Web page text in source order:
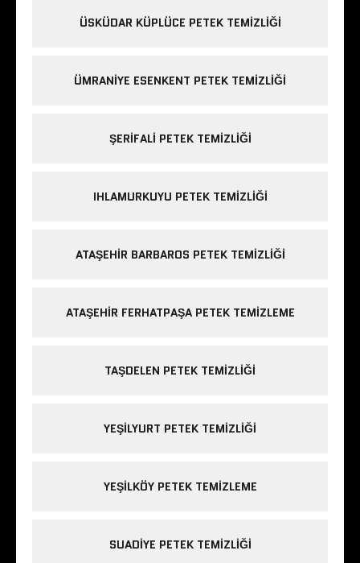
ÜSKÜDAR KÜPLÜCE PETEK TEMIZLIĞI
ÜMRANIYE ESENKENT PETEK TEMIZLIĞI
ŞERIFALI PETEK TEMIZLIĞI
IHLAMURKUYU PETEK TEMIZLIĞI
ATAŞEHIR BARBAROS PETEK TEMIZLIĞI
ATAŞEHIR FERHATPAŞA PETEK TEMIZLEME
TAŞDELEN PETEK TEMIZLIĞI
YEŞILYURT PETEK TEMIZLIĞI
YEŞILKÖY PETEK TEMIZLEME
SUADIYE PETEK TEMIZLIĞI